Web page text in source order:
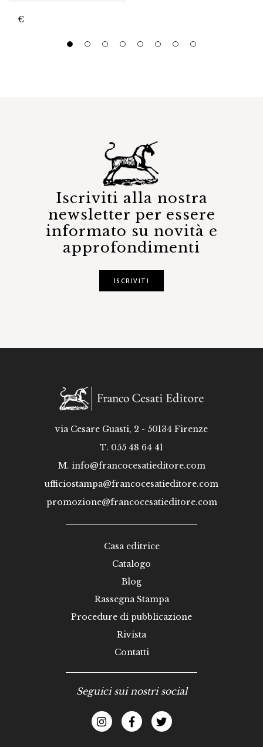
€
Iscriviti alla nostra
newsletter per essere
informato su novità e
approfondimenti
ISCRIVITI
via Cesare Guasti, 2 - 50134 Firenze
T. 055 48 64 41
M. info@francocesatieditore.com
ufficiostampa@francocesatieditore.com
promozione@francocesatieditore.com
Casa editrice
Catalogo
Blog
Rassegna Stampa
Procedure di pubblicazione
Rivista
Contatti
Seguici sui nostri social